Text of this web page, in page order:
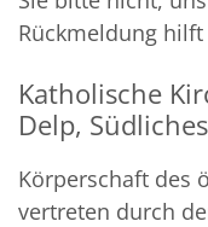
Rückmeldung
Katholische
Delp,
Körperschaft des
vertreten durch